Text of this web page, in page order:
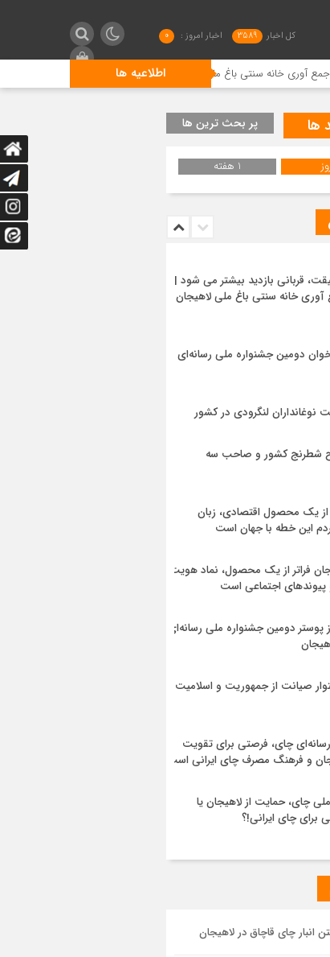
کل اخبار 3589 اخبار امروز : 0
اطلاعیه ها باغ ملی لاهیجان چیست؟
ها پر بحث ترین ها
1 هفته
قربانی بازدید بیشتر می شود |
خانه سنتی باغ ملی لاهیجان
دومین جشنواره ملی رسانه‌ای
نوغانداران لنگرودی در کشور
شطرنج کشور و صاحب سه
از یک محصول اقتصادی، زبان
این خطه با جهان است
فراتر از یک محصول، نماد هویت
پیوندهای اجتماعی است
پوستر دومین جشنواره ملی رسانه‌ای
صیانت از جمهوریت و اسلامیت
چای، فرصتی برای تقویت
و فرهنگ مصرف چای ایرانی است
چای، حمایت از لاهیجان یا
برای چای ایرانی!؟
رهبر شهید انقلاب در حرم مطهر
گرفت
امام رئوف
انبار چای قاچاق در لاهیجان